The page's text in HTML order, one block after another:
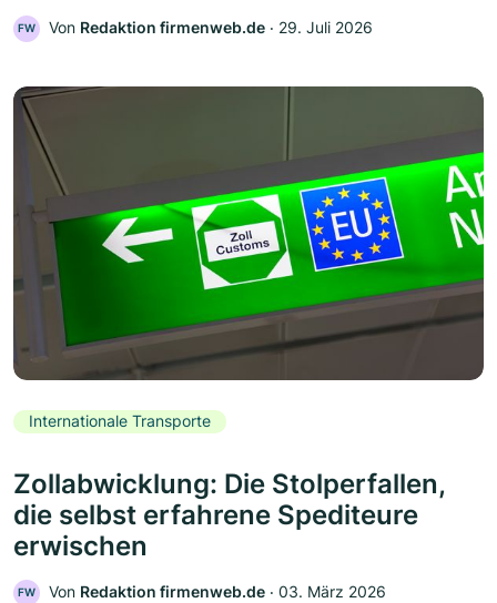
FW Von Redaktion firmenweb.de ‧ 29. Juli 2026
Internationale Transporte
Zollabwicklung: Die Stolperfallen,
die selbst erfahrene Spediteure
erwischen
FW Von Redaktion firmenweb.de ‧ 03. März 2026